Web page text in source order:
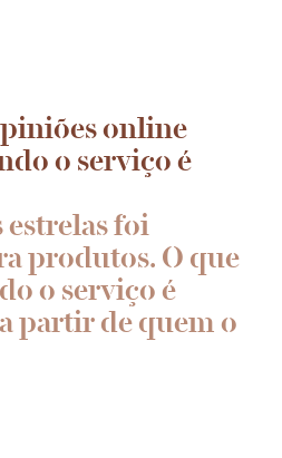
online
o serviço é
estrelas foi
produtos. O que
o serviço é
partir de quem o